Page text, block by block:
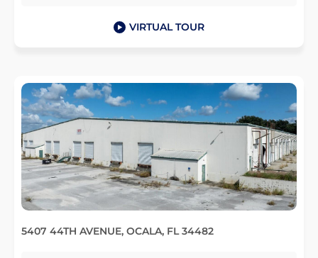
VIRTUAL TOUR
5407 44TH AVENUE, OCALA, FL 34482